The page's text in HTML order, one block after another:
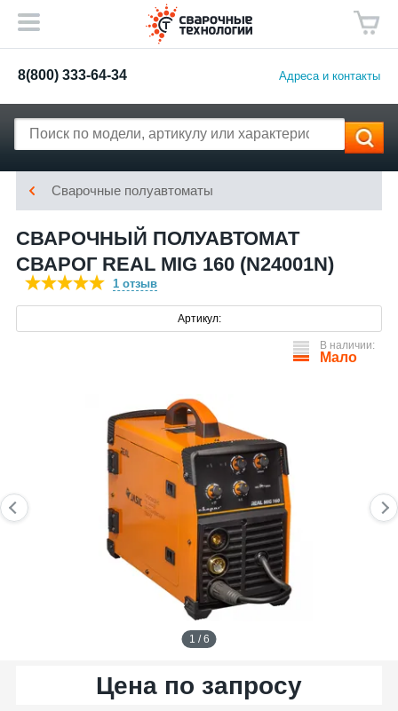
8(800) 333-64-34 Адреса и контакты
Сварочные полуавтоматы
СВАРОЧНЫЙ ПОЛУАВТОМАТ
СВАРОГ REAL MIG 160 (N24001N)
1 отзыв
Артикул:
В наличии:
Мало
1 / 6
Цена по запросу